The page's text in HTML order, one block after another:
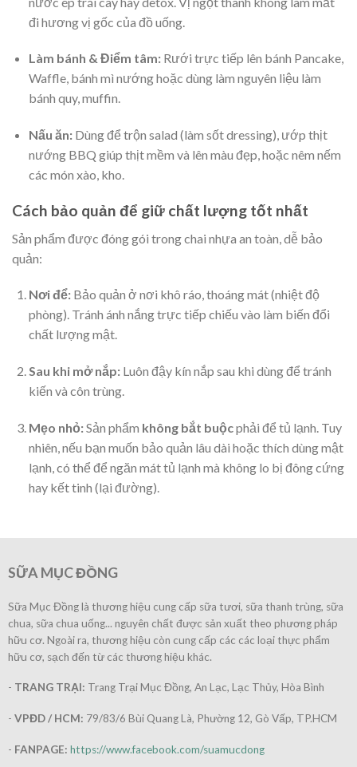
đi hương vị gốc của đồ uống.
Làm bánh & Điểm tâm:Rưới trực tiếp lên bánh Pancake,
Waffle, bánh mì nướng hoặc dùng làm nguyên liệu làm
bánh quy, muffin.
Nấu ăn:Dùng để trộn salad (làm sốt dressing), ướp thịt
nướng BBQ giúp thịt mềm và lên màu đẹp, hoặc nêm nếm
các món xào, kho.
Cách bảo quản để giữ chất lượng tốt nhất
Sản phẩm được đóng gói trong chai nhựa an toàn, dễ bảo
quản:
Nơi để:Bảo quản ở nơi khô ráo, thoáng mát (nhiệt độ
phòng). Tránh ánh nắng trực tiếp chiếu vào làm biến đổi
chất lượng mật.
Sau khi mở nắp:Luôn đậy kín nắp sau khi dùng để tránh
kiến và côn trùng.
Mẹo nhỏ:Sản phẩm không bắt buộcphải để tủ lạnh. Tuy
nhiên, nếu bạn muốn bảo quản lâu dài hoặc thích dùng mật
lạnh, có thể để ngăn mát tủ lạnh mà không lo bị đông cứng
hay kết tinh (lại đường).
SỮA MỤC ĐỒNG
Sữa Mục Đồng là thương hiệu cung cấp sữa tươi, sữa thanh trùng, sữa
chua, sữa chua uống... nguyên chất được sản xuất theo phương pháp
hữu cơ. Ngoài ra, thương hiệu còn cung cấp các các loại thực phẩm
hữu cơ, sạch đến từ các thương hiệu khác.
- TRANG TRẠI: Trang Trại Mục Đồng, An Lạc, Lạc Thủy, Hòa Bình
- VPĐD / HCM: 79/83/6 Bùi Quang Là, Phường 12, Gò Vấp, TP.HCM
- FANPAGE: https://www.facebook.com/suamucdong